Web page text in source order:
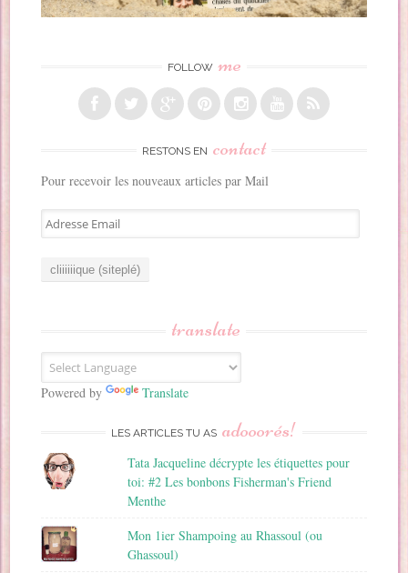
FOLLOW me
RESTONS EN contact
Pour recevoir les nouveaux articles par Mail
A
d
E
m
a
translate
Powered by Translate
LES ARTICLES TU AS adooorés!
Tata Jacqueline décrypte les étiquettes pour
toi: #2 Les bonbons Fisherman's Friend
Menthe
Mon 1ier Shampoing au Rhassoul (ou
Ghassoul)